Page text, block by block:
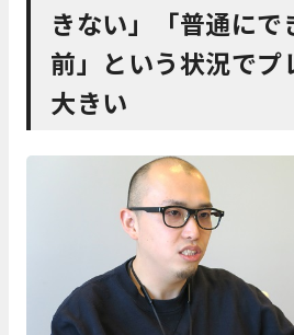
きない」「普通にで
前」という状況でプ
大きい